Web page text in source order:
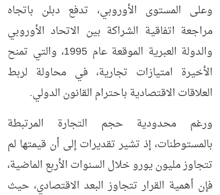
وعلى المستوى الأوروبي، تدفع دبلن باتجاه
مراجعة اتفاقية الشراكة بين الاتحاد الأوروبي
والدولة العبرية الموقعة عام 1995، والتي تمنح
الأخيرة امتيازات تجارية، في محاولة لربط
العلاقات الاقتصادية باحترام القانون الدولي.
ورغم محدودية حجم التجارة المرتبطة
بالمستوطنات، إذ تشير تقديرات إلى أن قيمتها لم
تتجاوز مليون يورو خلال السنوات الأربع الماضية،
فإن أهمية القرار تتجاوز البعد الاقتصادي، حيث